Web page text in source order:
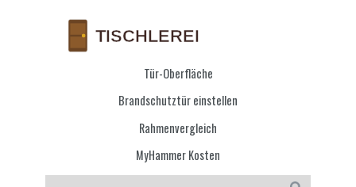
Tür-Oberfläche
Brandschutztür einstellen
Rahmenvergleich
MyHammer Kosten